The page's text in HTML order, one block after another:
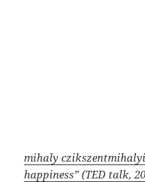
mihaly
happiness” (TED talk,